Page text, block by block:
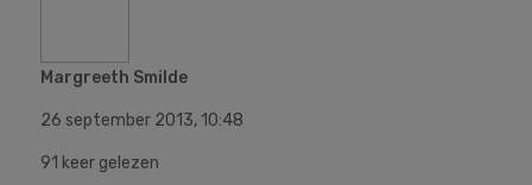
Margreeth Smilde
26 september 2013, 10:48
91 keer gelezen